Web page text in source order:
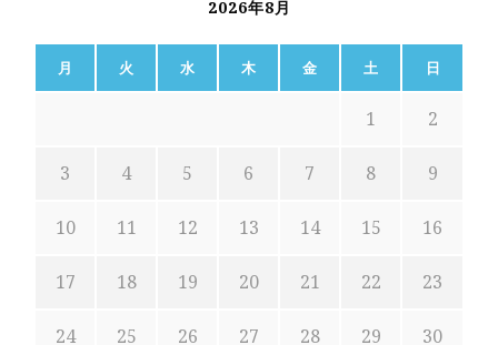
2026年8月
月 火 水 木 金 土 日
1 2
3 4 5 6 7 8 9
10 11 12 13 14 15 16
17 18 19 20 21 22 23
24 25 26 27 28 29 30